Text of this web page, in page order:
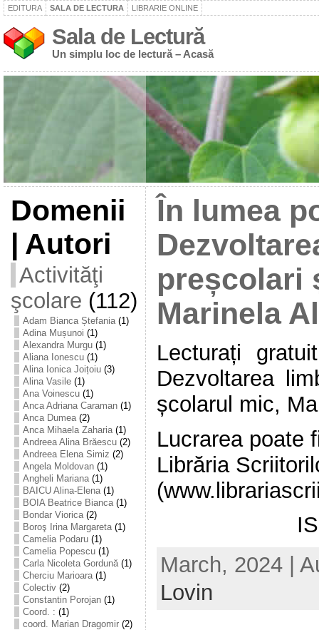
EDITURA SALA DE LECTURA LIBRARIE ONLINE
Sala de Lectură
Un simplu loc de lectură – Acasă
Domenii
| Autori
Activităţi
şcolare (112)
Adam Bianca Ștefania(1)
Adina Mușunoi (1)
Alexandra Murgu(1)
Aliana Ionescu(1)
Alina Ionica Joițoiu(3)
Alina Vasile(1)
Ana Voinescu(1)
Anca Adriana Caraman(1)
Anca Dumea(2)
Anca Mihaela Zaharia(1)
Andreea Alina Brăescu(2)
Andreea Elena Simiz (2)
Angela Moldovan(1)
Angheli Mariana(1)
BAICU Alina-Elena(1)
BOIA Beatrice Bianca(1)
Bondar Viorica(2)
Boroş Irina Margareta(1)
Camelia Podaru(1)
Camelia Popescu(1)
Carla Nicoleta Gordună(1)
Cherciu Marioara(1)
Colectiv(2)
Constantin Porojan(1)
Coord. : (1)
coord. Marian Dragomir(2)
În lumea
preșcolari
Marinela
Lecturați
Dezvoltarea
școlarul mic,
Lucrarea poate
Librăria
March, 2024 |
Lovin